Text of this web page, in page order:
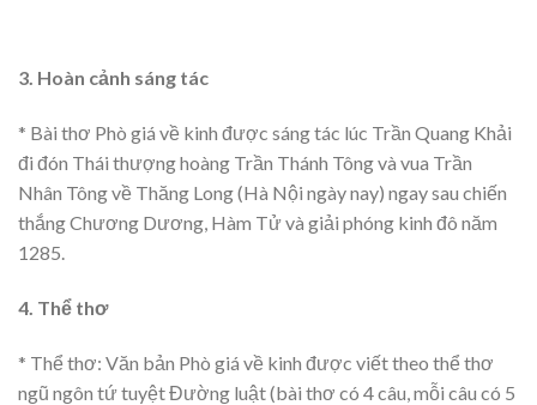
3. Hoàn cảnh sáng tác
* Bài thơ Phò giá về kinh được sáng tác lúc Trần Quang Khải
đi đón Thái thượng hoàng Trần Thánh Tông và vua Trần
Nhân Tông về Thăng Long (Hà Nội ngày nay) ngay sau chiến
thắng Chương Dương, Hàm Tử và giải phóng kinh đô năm
1285.
4. Thể thơ
* Thể thơ: Văn bản Phò giá về kinh được viết theo thể thơ
ngũ ngôn tứ tuyệt Đường luật (bài thơ có 4 câu, mỗi câu có 5